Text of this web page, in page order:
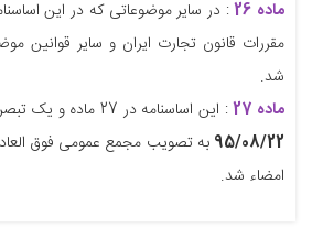
ماده 26
: در سایر موضوعاتی که در این
مقررات قانون تجارت ایران و سایر قوانین
شد.
ماده 27
: این اساسنامه در 27 ماده و یک تبصره تنظیم و در جلسه مورخ
95/08/22 به تصویب مجمع عمومی فوق
امضاء شد.